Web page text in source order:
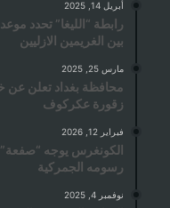
أبريل 14, 2025
رابطة “الليغا” تحدد
بين الغريمين الازليين
مارس 25, 2025
محافظة بغداد تعلن عن
زقورة عكركوف
فبراير 12, 2026
الكونغرس يوجه
رسومه الجمركية
نوفمبر 4, 2025